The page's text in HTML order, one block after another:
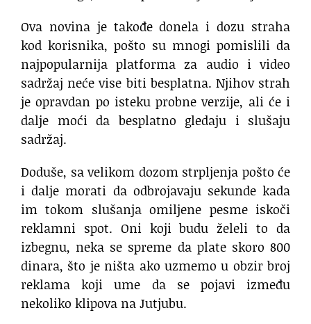
Ova novina je takođe donela i dozu straha
kod korisnika, pošto su mnogi pomislili da
najpopularnija platforma za audio i video
sadržaj neće vise biti besplatna. Njihov strah
je opravdan po isteku probne verzije, ali će i
dalje moći da besplatno gledaju i slušaju
sadržaj.
Doduše, sa velikom dozom strpljenja pošto će
i dalje morati da odbrojavaju sekunde kada
im tokom slušanja omiljene pesme iskoči
reklamni spot. Oni koji budu želeli to da
izbegnu, neka se spreme da plate skoro 800
dinara, što je ništa ako uzmemo u obzir broj
reklama koji ume da se pojavi između
nekoliko klipova na Jutjubu.